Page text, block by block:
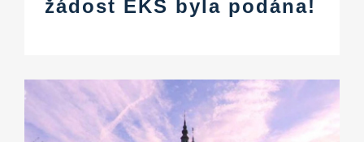
žádost EKS byla podána!